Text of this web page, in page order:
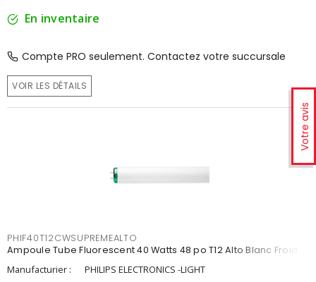
Votre avis
En inventaire
Compte PRO seulement. Contactez votre succursale
VOIR LES DÉTAILS
PHIF40T12CWSUPREMEALTO
Ampoule Tube Fluorescent 40 Watts 48 po T12 Alto Blanc Froid
Manufacturier :
PHILIPS ELECTRONICS -LIGHT